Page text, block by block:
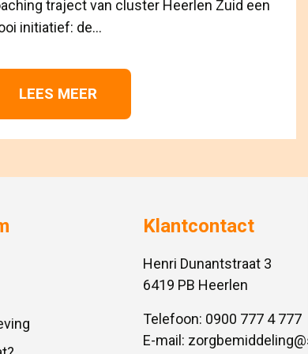
traject van cluster Heerlen Zuid een
initiatief: de...
LEES MEER
Klantcontact
Henri Dunantstraat 3
6419 PB Heerlen
Telefoon: 0900 777 4 777
E-mail: